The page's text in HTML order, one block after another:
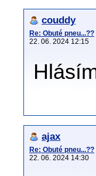
couddy
Re: Obuté pneu...??
22. 06. 2024 12:15
ajax
Re: Obuté pneu...??
22. 06. 2024 14:30